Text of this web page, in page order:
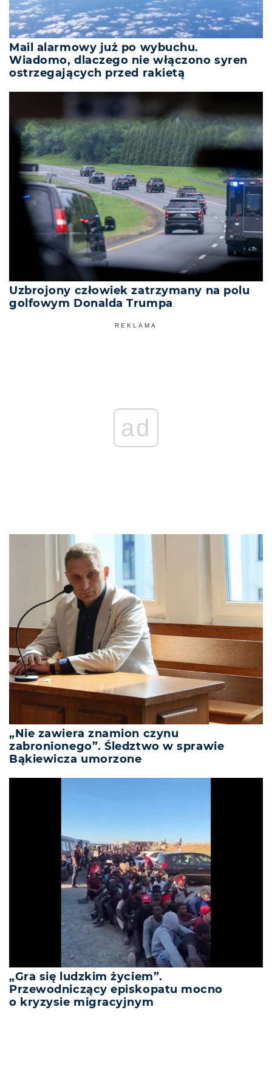
Mail alarmowy już po wybuchu.
Wiadomo, dlaczego nie włączono syren
ostrzegających przed rakietą
Uzbrojony człowiek zatrzymany na polu
golfowym Donalda Trumpa
REKLAMA
ad
„Nie zawiera znamion czynu
zabronionego”. Śledztwo w sprawie
Bąkiewicza umorzone
„Gra się ludzkim życiem”.
Przewodniczący episkopatu mocno
o kryzysie migracyjnym